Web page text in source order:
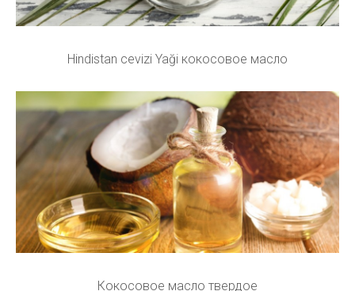
Hindistan cevizi Yaği кокосовое масло
Кокосовое масло твердое